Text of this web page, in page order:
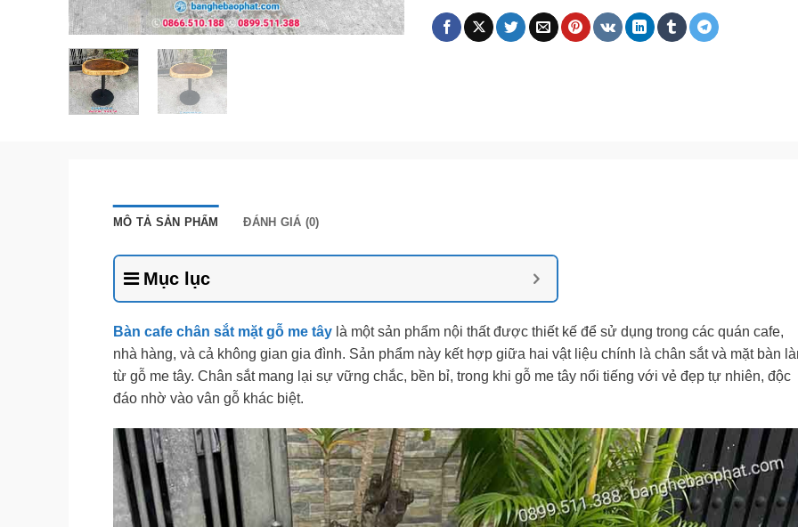
MÔ TẢ SẢN PHẨM ĐÁNH GIÁ (0)
Mục lục
Bàn cafe chân sắt mặt gỗ me tây là một sản phẩm nội thất được thiết kế để sử dụng trong các quán cafe,
nhà hàng, và cả không gian gia đình. Sản phẩm này kết hợp giữa hai vật liệu chính là chân sắt và mặt bàn
từ gỗ me tây. Chân sắt mang lại sự vững chắc, bền bỉ, trong khi gỗ me tây nổi tiếng với vẻ đẹp tự nhiên, độc
đáo nhờ vào vân gỗ khác biệt.